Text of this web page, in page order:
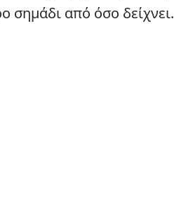
σημάδι από όσο δείχνει.